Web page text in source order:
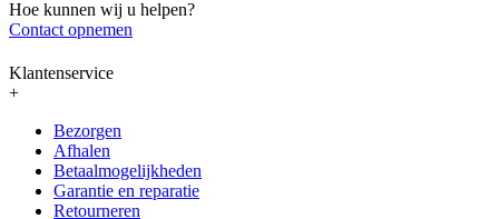
Hoe kunnen wij u helpen?
Contact opnemen
Klantenservice
+
Bezorgen
Afhalen
Betaalmogelijkheden
Garantie en reparatie
Retourneren